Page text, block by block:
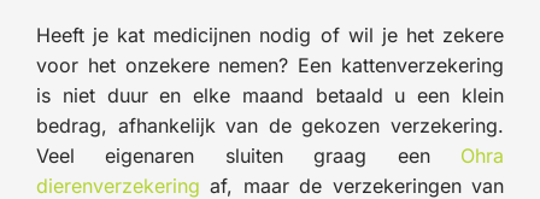
Heeft je kat medicijnen nodig of wil je het zekere
voor het onzekere nemen? Een kattenverzekering
is niet duur en elke maand betaald u een klein
bedrag, afhankelijk van de gekozen verzekering.
Veel eigenaren sluiten graag een Ohra
dierenverzekering af, maar de verzekeringen van